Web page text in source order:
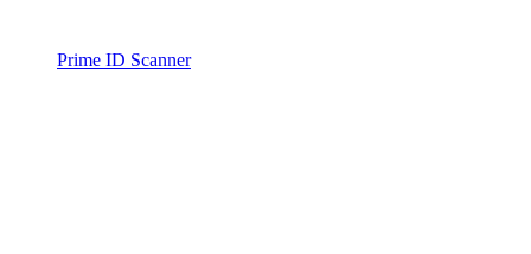
Prime ID Scanner